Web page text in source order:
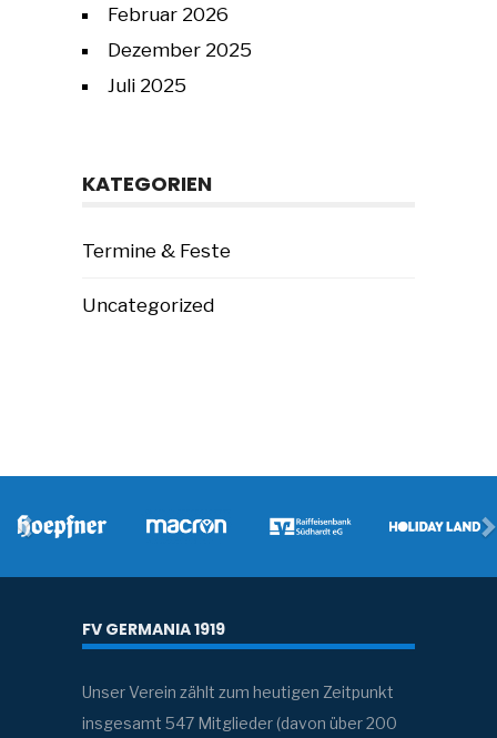
Februar 2026
Dezember 2025
Juli 2025
KATEGORIEN
Termine & Feste
Uncategorized
FV GERMANIA 1919
Unser Verein zählt zum heutigen Zeitpunkt
insgesamt 547 Mitglieder (davon über 200